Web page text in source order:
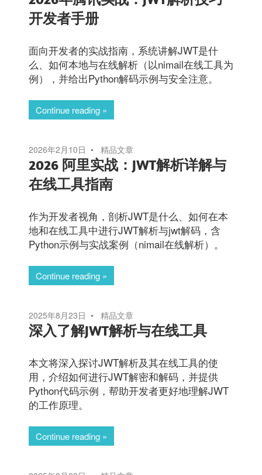
开发者手册
面向开发者的实战指南，系统讲解JWT是什
么、如何本地与在线解析（以nimail在线工具为
例），并给出Python解码示例与安全注意。
Continue reading
2026年2月10日 精品文章
2026 阿里实战：JWT解析详解与
在线工具指南
作为开发者视角，剖析JWT是什么、如何在本
地和在线工具中进行JWT解析与jwt解码，含
Python示例与实战案例（nimail在线解析）。
Continue reading
2025年8月23日 精品文章
深入了解JWT解析与在线工具
本文将深入探讨JWT解析及其在线工具的使
用，介绍如何进行JWT解密和解码，并提供
Python代码示例，帮助开发者更好地理解JWT
的工作原理。
Continue reading